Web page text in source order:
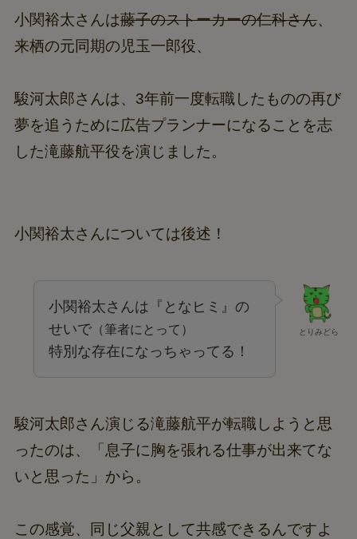
小関裕太さんは藤子のストーカーの仁科さん、
来栖の元同期の児玉一郎役、
駿河太郎さんは、3年前一度転職したものの再び
夢を追うために広告プランナーになることを志
した滝藤航平役を演じました。
小関裕太さんについては後述！
とりみどら
小関裕太さんは『となヒミ』の
せいで（筆者にとって）
特別な存在になっちゃってる！
駿河太郎さん演じる滝藤航平が転職しようと思
ったのは、「息子に胸を張れる仕事が出来てな
いと思った」から。
この感覚、同じ父親として共感できるんですよ